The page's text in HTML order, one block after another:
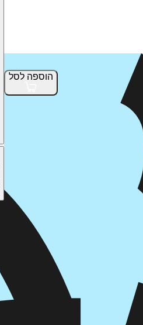
הוספה לסל